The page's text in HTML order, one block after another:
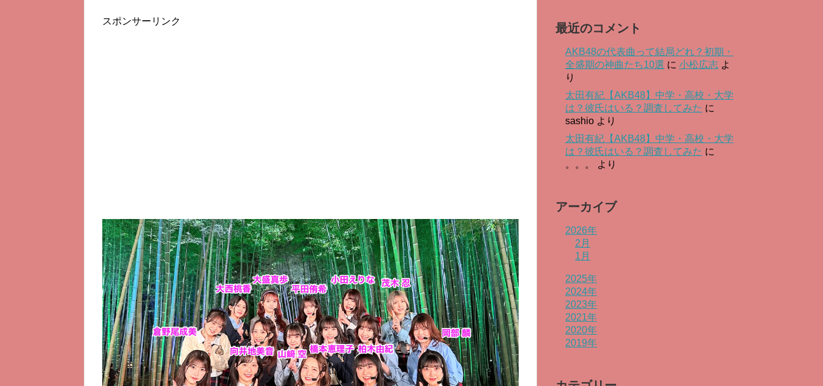
スポンサーリンク
最近のコメント
AKB48の代表曲って結局どれ？初期・
全盛期の神曲たち10選 に 小松広志 よ
り
太田有紀【AKB48】中学・高校・大学
は？彼氏はいる？調査してみた に
sashio より
太田有紀【AKB48】中学・高校・大学
は？彼氏はいる？調査してみた に
。。。
より
アーカイブ
2026年
2月
1月
2025年
2024年
2023年
2021年
2020年
2019年